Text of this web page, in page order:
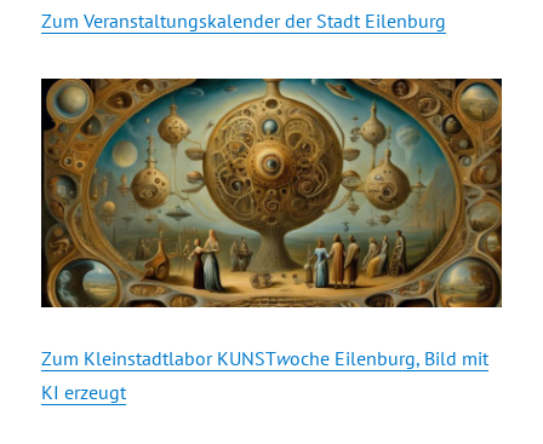
Zum Veranstaltungskalender der Stadt Eilenburg
Zum Kleinstadtlabor KUNSTwoche Eilenburg, Bild mit
KI erzeugt